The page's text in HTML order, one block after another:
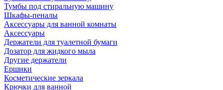
Тумбы под стиральную машину
Шкафы-пеналы
Аксессуары для ванной комнаты
Аксессуары
Держатели для туалетной бумаги
Дозатор для жидкого мыла
Другие держатели
Ершики
Косметические зеркала
Крючки для ванной